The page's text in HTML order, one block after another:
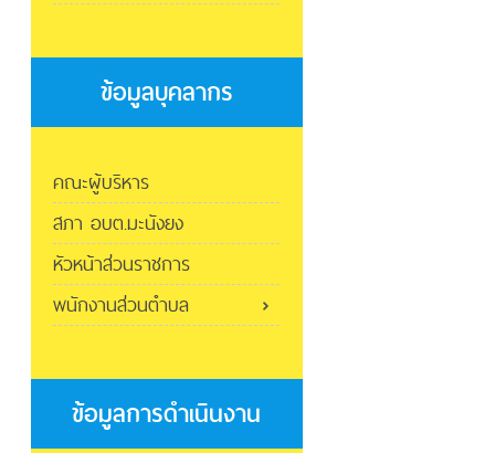
ข้อมูลบุคลากร
คณะผู้บริหาร
สภา อบต.มะนังยง
หัวหน้าส่วนราชการ
พนักงานส่วนตำบล
ข้อมูลการดำเนินงาน